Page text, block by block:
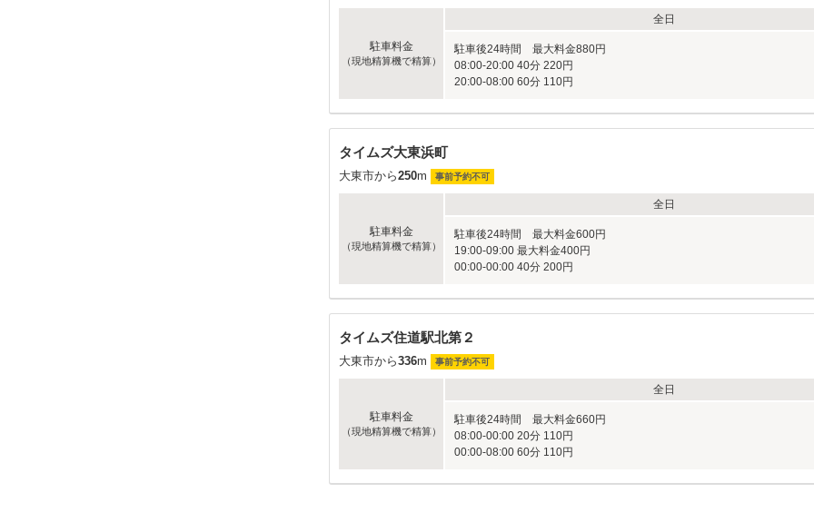
駐車料金
（現地精算機で精算）
全日
駐車後24時間 最大料金880円
08:00-20:00 40分 220円
20:00-08:00 60分 110円
タイムズ大東浜町
大東市から250m 事前予約不可
駐車料金
（現地精算機で精算）
全日
駐車後24時間 最大料金600円
19:00-09:00 最大料金400円
00:00-00:00 40分 200円
タイムズ住道駅北第２
大東市から336m 事前予約不可
駐車料金
（現地精算機で精算）
全日
駐車後24時間 最大料金660円
08:00-00:00 20分 110円
00:00-08:00 60分 110円